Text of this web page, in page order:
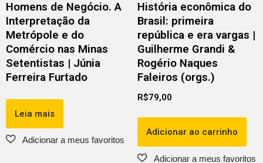
Homens de Negócio. A
Interpretação da
Metrópole e do
Comércio nas Minas
Setentistas | Júnia
Ferreira Furtado
Leia mais
História econômica do
Brasil: primeira
república e era vargas |
Guilherme Grandi &
Rogério Naques
Faleiros (orgs.)
R$79,00
Adicionar ao carrinho